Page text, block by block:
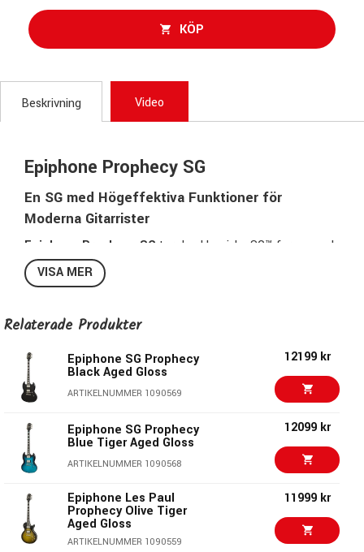
KÖP
Beskrivning Video
Epiphone Prophecy SG
En SG med Högeffektiva Funktioner för
Moderna Gitarrister
Epiphone Prophecy SG tar den klassiska SG™-formen och
förvandlar den till ett högpresterande instrument perfekt
för dagens krävande gitarrister. Den har en
faner, samt en tunnAged Vintage Gloss-finish
Den asymmetriska SlimTaper™-halsen i mahognyär
utformad för snabb och bekväm spelkänsla och
jumbo-bandochBlock & Triangle-inlägg
i pärlemor och
abalone.
Gitarren är utrustad medFishman Fluence®-mikrofoner
med
tre tonlägen
Intryckt: Modern aktiv high-output humbucker
VISA MER
Relaterade Produkter
Epiphone SG Prophecy
Black Aged Gloss
ARTIKELNUMMER 1090569
12199 kr
Epiphone SG Prophecy
Blue Tiger Aged Gloss
ARTIKELNUMMER 1090568
12099 kr
Epiphone Les Paul
Prophecy Olive Tiger
Aged Gloss
ARTIKELNUMMER 1090559
11999 kr